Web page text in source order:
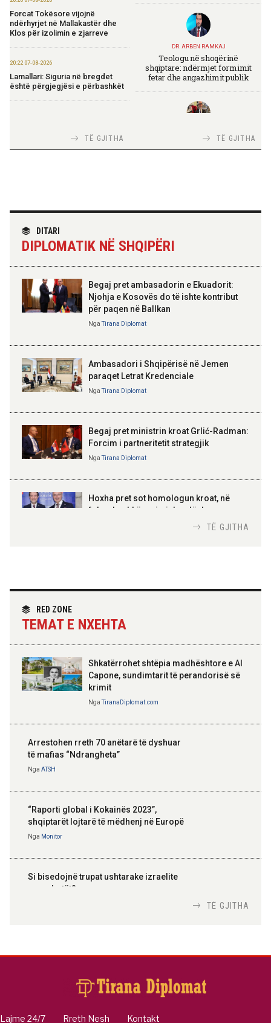
Forcat Tokësore vijojnë
ndërhyrjet në Mallakastër dhe
Klos për izolimin e zjarreve
20:22 07-08-2026
Lamallari: Siguria në bregdet
është përgjegjësi e përbashkët
fituese e Grupit B në Maltë
16:35 07-08-2026
Më shumë se futboll, kuqezinjtë
14:10 07-08-2026
Rama për “Financial Times”:
Shqipëria në rrugë të qartë drejt
TË GJITHA
DR. ARBEN RAMKAJ
Teologu në shoqërinë
shqiptare: ndërmjet formimit
fetar dhe angazhimit publik
TIRANA DIPLOMAT
TIRANA DIPLOMAT
Skënderbeut dhe Ismail
Kosovë!
100-vjetori i themelimit të
Urdhrit të Skënderbeut
TË GJITHA
DITARI
DIPLOMATIK NË SHQIPËRI
Begaj pret ambasadorin e Ekuadorit:
Njohja e Kosovës do të ishte kontribut
për paqen në Ballkan
NgaTirana Diplomat
Ambasadori i Shqipërisë në Jemen
paraqet Letrat Kredenciale
NgaTirana Diplomat
Begaj pret ministrin kroat Grlić-Radman:
Forcim i partneritetit strategjik
NgaTirana Diplomat
Hoxha pret sot homologun kroat, në
fokus bashkëpunimi dypalësh
partneritetit strategjik
TË GJITHA
RED ZONE
TEMAT E NXEHTA
Shkatërrohet shtëpia madhështore e Al
Capone, sundimtarit të perandorisë së
krimit
NgaTiranaDiplomat.com
Arrestohen rreth 70 anëtarë të dyshuar
të mafias “Ndrangheta”
Nga ATSH
“Raporti global i Kokainës 2023”,
shqiptarët lojtarë të mëdhenj në Europë
Nga Monitor
Si bisedojnë trupat ushtarake izraelite
me robotët?
inteligjente izraelite
TË GJITHA
Lajme 24/7 Rreth Nesh Kontakt